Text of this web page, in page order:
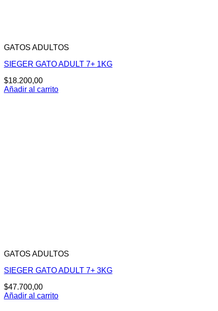
GATOS ADULTOS
SIEGER GATO ADULT 7+ 1KG
$18.200,00
Añadir al carrito
GATOS ADULTOS
SIEGER GATO ADULT 7+ 3KG
$47.700,00
Añadir al carrito